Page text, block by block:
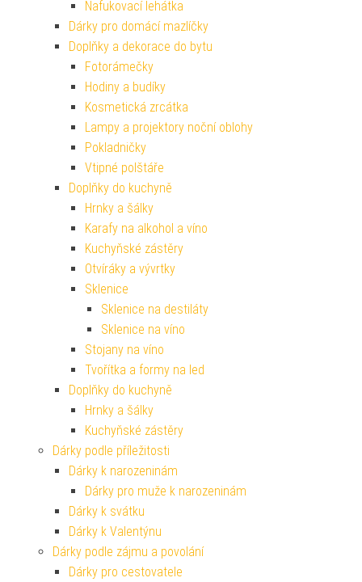
Nafukovací lehátka
Dárky pro domácí mazlíčky
Doplňky a dekorace do bytu
Fotorámečky
Hodiny a budíky
Kosmetická zrcátka
Lampy a projektory noční oblohy
Pokladničky
Vtipné polštáře
Doplňky do kuchyně
Hrnky a šálky
Karafy na alkohol a víno
Kuchyňské zástěry
Otvíráky a vývrtky
Sklenice
Sklenice na destiláty
Sklenice na víno
Stojany na víno
Tvořítka a formy na led
Doplňky do kuchyně
Hrnky a šálky
Kuchyňské zástěry
Dárky podle příležitosti
Dárky k narozeninám
Dárky pro muže k narozeninám
Dárky k svátku
Dárky k Valentýnu
Dárky podle zájmu a povolání
Dárky pro cestovatele